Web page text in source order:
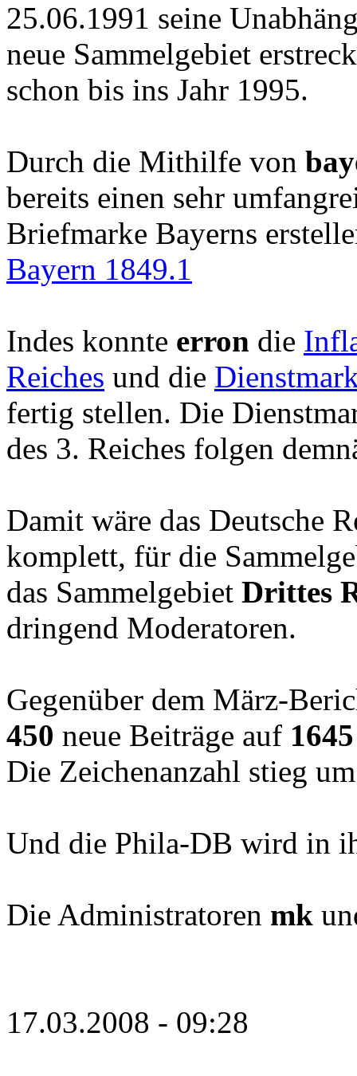
25.06.1991 seine
neue Sammelgebiet
schon bis ins Jahr 1995.
Durch die Mithilfe von
bereits einen sehr
Briefmarke Bayerns
Bayern 1849.1
Indes konnte erron die
Reiches und die
fertig stellen. Die
des 3. Reiches folgen
Damit wäre das Deutsche
komplett, für die
das Sammelgebiet Drittes
dringend Moderatoren.
Gegenüber dem März-
450 neue Beiträge auf 1645
Die Zeichenanzahl stieg
Und die Phila-DB wird in
Die Administratoren mk
17.03.2008 - 09:28